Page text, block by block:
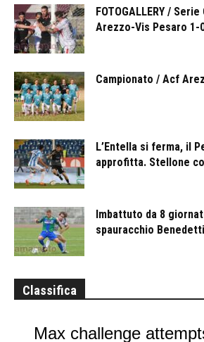
FOTOGALLERY /
Arezzo-Vis Pesaro 1-
Campionato / Acf
L’Entella si ferma, il
approfitta. Stellone
Imbattuto da 8
spauracchio
Classifica